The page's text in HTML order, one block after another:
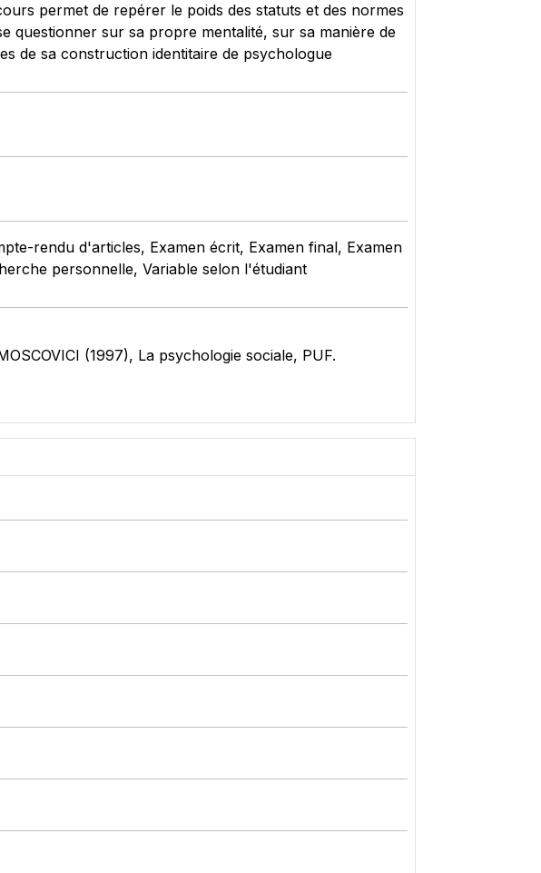
permet de repérer le poids des statuts et des normes
questionner sur sa propre mentalité, sur sa manière de
de sa construction identitaire de psychologue
rendu d'articles, Examen écrit, Examen final, Examen
personnelle, Variable selon l'étudiant
(1997), La psychologie sociale, PUF.